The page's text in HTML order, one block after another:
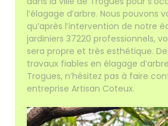
l’élagage d’arbre. Nous pouvons
qu’après l’intervention de notre
jardiniers 37220 professionnels,
sera propre et très esthétique.
travaux fiables en élagage
Trogues, n’hésitez pas à faire
entreprise Artisan Coteux.